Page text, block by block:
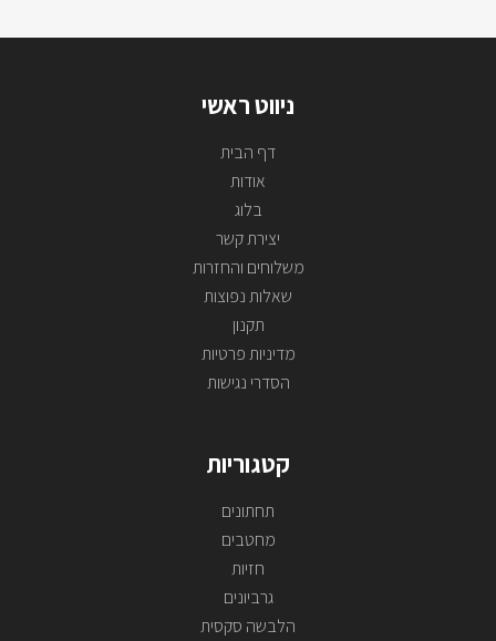
ניווט ראשי
דף הבית
אודות
בלוג
יצירת קשר
משלוחים והחזרות
שאלות נפוצות
תקנון
מדיניות פרטיות
הסדרי נגישות
קטגוריות
תחתונים
מחטבים
חזיות
גרביונים
הלבשה סקסית